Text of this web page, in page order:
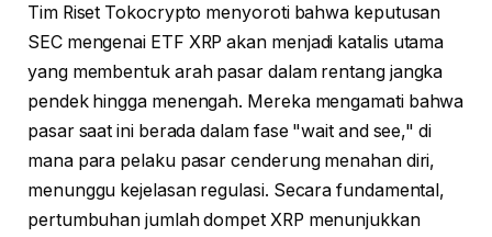
Tim Riset Tokocrypto menyoroti bahwa keputusan
SEC mengenai ETF XRP akan menjadi katalis utama
yang membentuk arah pasar dalam rentang jangka
pendek hingga menengah. Mereka mengamati bahwa
pasar saat ini berada dalam fase "wait and see," di
mana para pelaku pasar cenderung menahan diri,
menunggu kejelasan regulasi. Secara fundamental,
pertumbuhan jumlah dompet XRP menunjukkan